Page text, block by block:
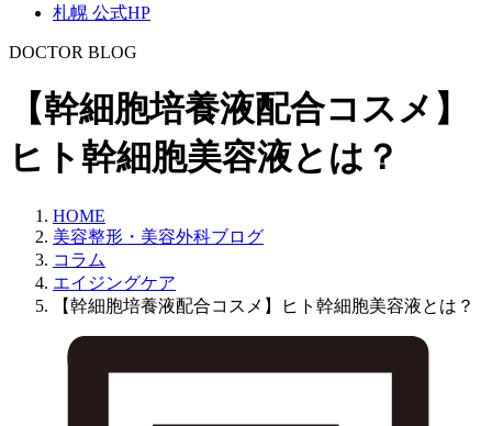
札幌 公式HP
DOCTOR BLOG
【幹細胞培養液配合コスメ】
ヒト幹細胞美容液とは？
HOME
美容整形・美容外科ブログ
コラム
エイジングケア
【幹細胞培養液配合コスメ】ヒト幹細胞美容液とは？